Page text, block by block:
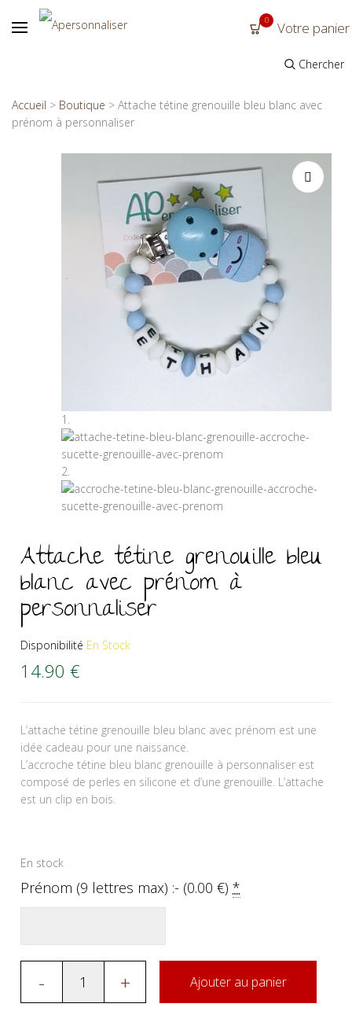
0 Votre panier
Chercher
Accueil > Boutique > Attache tétine grenouille bleu blanc avec
prénom à personnaliser
Attache tétine grenouille bleu
blanc avec prénom à
personnaliser
Disponibilité En Stock
14.90 €
L’attache tétine grenouille bleu blanc avec prénom est une
idée cadeau pour une naissance.
L’accroche tétine bleu blanc grenouille à personnaliser est
composé de perles en silicone et d’une grenouille. L’attache
est un clip en bois.
En stock
Prénom (9 lettres max) :- (0.00€)*
- + Ajouter au panier